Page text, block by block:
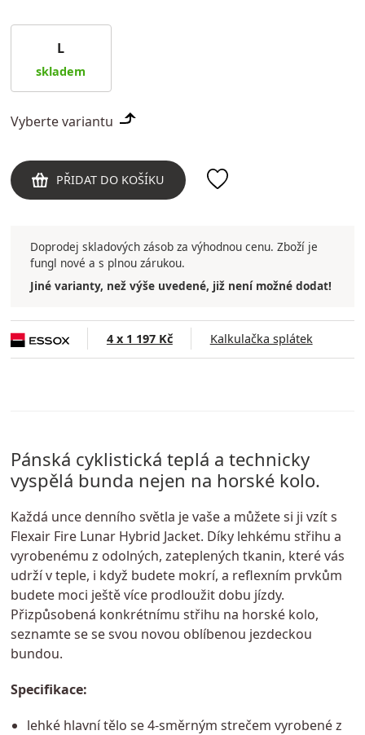
L
skladem
Vyberte variantu
PŘIDAT DO KOŠÍKU
Doprodej skladových zásob za výhodnou cenu. Zboží je
fungl nové a s plnou zárukou.
Jiné varianty, než výše uvedené, již není možné dodat!
4 x 1 197 Kč Kalkulačka splátek
Pánská cyklistická teplá a technicky
vyspělá bunda nejen na horské kolo.
Každá unce denního světla je vaše a můžete si ji vzít s
Flexair Fire Lunar Hybrid Jacket. Díky lehkému střihu a
vyrobenému z odolných, zateplených tkanin, které vás
udrží v teple, i když budete mokrí, a reflexním prvkům
budete moci ještě více prodloužit dobu jízdy.
Přizpůsobená konkrétnímu střihu na horské kolo,
seznamte se se svou novou oblíbenou jezdeckou
bundou.
Specifikace:
lehké hlavní tělo se 4-směrným strečem vyrobené z